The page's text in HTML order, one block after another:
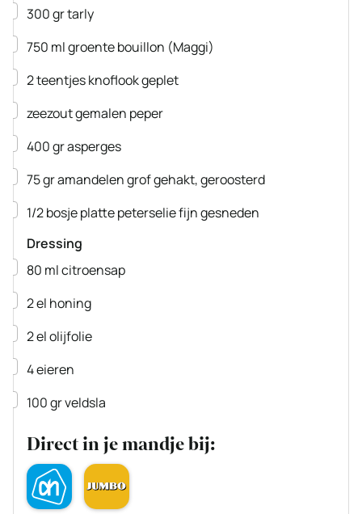
▢
300grtarly
▢
750 mlgroente bouillon (Maggi)
▢
2teentjesknoflookgeplet
▢
zeezoutgemalen peper
▢
400grasperges
▢
75gramandelengrof gehakt, geroosterd
▢
1/2bosjeplatte peterseliefijn gesneden
Dressing
▢
80 mlcitroensap
▢
2el honing
▢
2elolijfolie
▢
4eieren
▢
100grveldsla
Direct in je mandje bij: